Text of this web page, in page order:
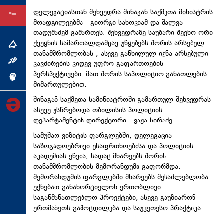
არქივი
თემა
ინტერვიუ
ინქვიზიცია
დელეგაციასთან შეხვედრა შინაგან საქმეთა მინისტრის
მოადგილეებმა - გიორგი სახოკიამ და შალვა
თადუმაძემ გამართეს. შეხვედრაზე საუბარი შეეხო ორი
ქვეყნის სამართალდამცავ უწყებებს შორის არსებულ
თანამშრომლობას , ასევე განხილულ იქნა არსებული
კავშირების კიდევ უფრო გაფართოების
პერსპექტივები, მათ შორის საპოლიციო განათლების
მიმართულებით.
შინაგან საქმეთა სამინისტროში გამართულ შეხვედრას
ასევე ესწრებოდა თბილისის პოლიციის
დეპარტამენტის დირექტორი - ვაჟა სირაძე.
სამუშაო ვიზიტის ფარგლებში, დელეგაცია
საზოგადოებრივი უსაფრთხოებისა და პოლიციის
აკადემიას ეწვია, სადაც მხარეებს შორის
თანამშრომლობის მემორანდუმი გაფორმდა.
მემორანდუმის ფარგლებში მხარეებს შესაძლებლობა
ექნებათ განახორციელონ ერთობლივი
საგანმანათლებლო პროექტები, ასევე გაუზიარონ
ერთმანეთს გამოცდილება და საუკეთესო პრაქტიკა.